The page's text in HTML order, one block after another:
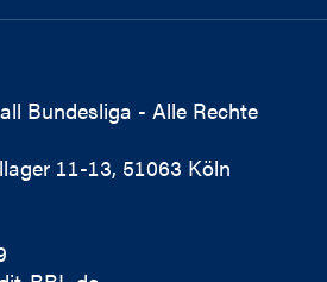
Bundesliga - Alle Rechte
11-13, 51063 Köln